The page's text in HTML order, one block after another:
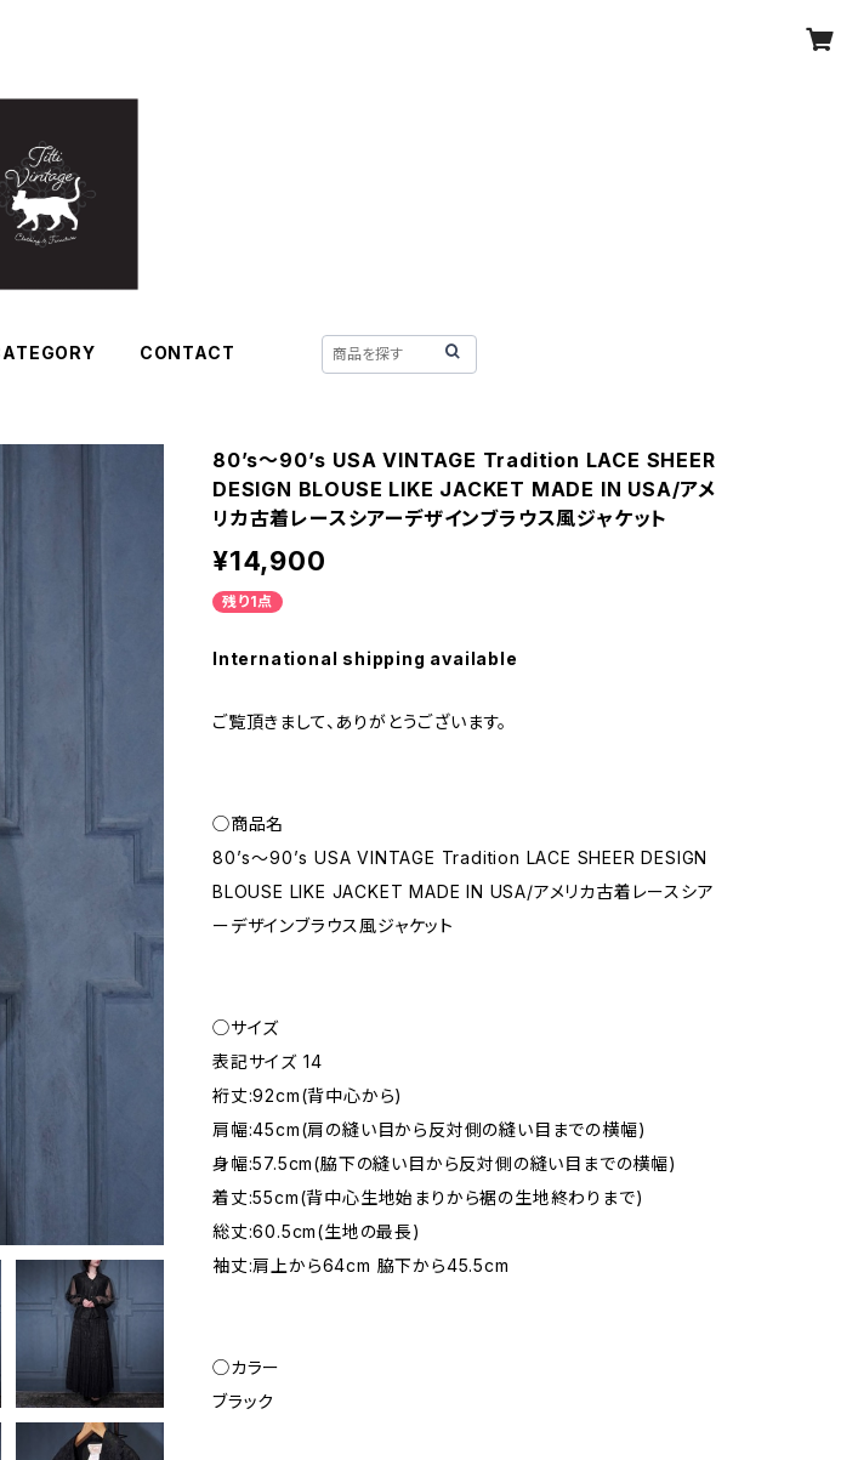
CONTACT
80’s〜90’s USA VINTAGE Tradition LACE SHEER
DESIGN BLOUSE LIKE JACKET MADE IN USA/アメ
リカ古着レースシアーデザインブラウス風ジャケット
¥14,900
残り1点
International shipping available
ご覧頂きまして、ありがとうございます。
◯商品名
80’s〜90’s USA VINTAGE Tradition LACE SHEER DESIGN
BLOUSE LIKE JACKET MADE IN USA/アメリカ古着レースシア
ーデザインブラウス風ジャケット
◯サイズ
表記サイズ 14
裄丈:92cm(背中心から)
肩幅:45cm(肩の縫い目から反対側の縫い目までの横幅)
身幅:57.5cm(脇下の縫い目から反対側の縫い目までの横幅)
着丈:55cm(背中心生地始まりから裾の生地終わりまで)
総丈:60.5cm(生地の最長)
袖丈:肩上から64cm 脇下から45.5cm
◯カラー
ブラック